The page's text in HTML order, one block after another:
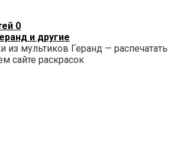
0
и другие
из мультиков Геранд — распечатать
сайте раскрасок